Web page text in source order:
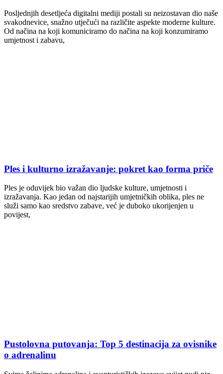
Posljednjih desetljeća digitalni mediji postali su neizostavan dio naše
svakodnevice, snažno utječući na različite aspekte moderne kulture.
Od načina na koji komuniciramo do načina na koji konzumiramo
umjetnost i zabavu,
Ples i kulturno izražavanje: pokret kao forma priče
Ples je oduvijek bio važan dio ljudske kulture, umjetnosti i
izražavanja. Kao jedan od najstarijih umjetničkih oblika, ples ne
služi samo kao sredstvo zabave, već je duboko ukorijenjen u
povijest,
Pustolovna putovanja: Top 5 destinacija za ovisnike
o adrenalinu